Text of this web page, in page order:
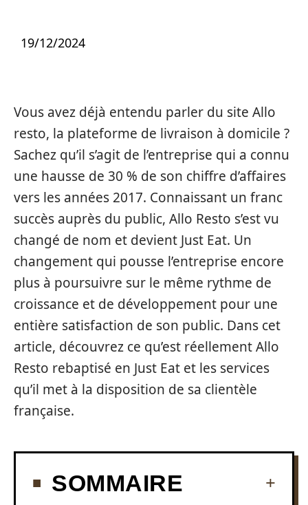
19/12/2024
Vous avez déjà entendu parler du site Allo
resto, la plateforme de livraison à domicile ?
Sachez qu’il s’agit de l’entreprise qui a connu
une hausse de 30 % de son chiffre d’affaires
vers les années 2017. Connaissant un franc
succès auprès du public, Allo Resto s’est vu
changé de nom et devient Just Eat. Un
changement qui pousse l’entreprise encore
plus à poursuivre sur le même rythme de
croissance et de développement pour une
entière satisfaction de son public. Dans cet
article, découvrez ce qu’est réellement Allo
Resto rebaptisé en Just Eat et les services
qu’il met à la disposition de sa clientèle
française.
SOMMAIRE